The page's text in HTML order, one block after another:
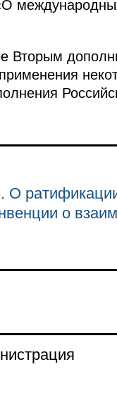
Вторым
О
о